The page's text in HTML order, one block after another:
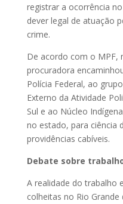
registrar a ocorrência
dever legal de atuação
crime.
De acordo com o MPF,
procuradora
Polícia Federal, ao
Externo da Atividade
Sul e ao Núcleo
no estado, para ciência
providências cabíveis.
Debate sobre
A realidade do trabalho
colheitas no Rio